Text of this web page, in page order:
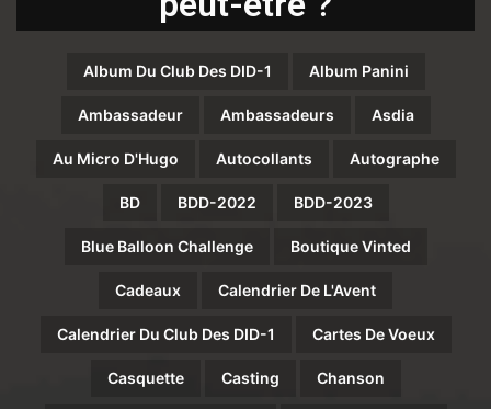
Album Du Club Des DID-1 Album Panini
Ambassadeur Ambassadeurs Asdia
Au Micro D'Hugo Autocollants Autographe
BD BDD-2022 BDD-2023
Blue Balloon Challenge Boutique Vinted
Cadeaux Calendrier De L'Avent
Calendrier Du Club Des DID-1 Cartes De Voeux
Casquette Casting Chanson